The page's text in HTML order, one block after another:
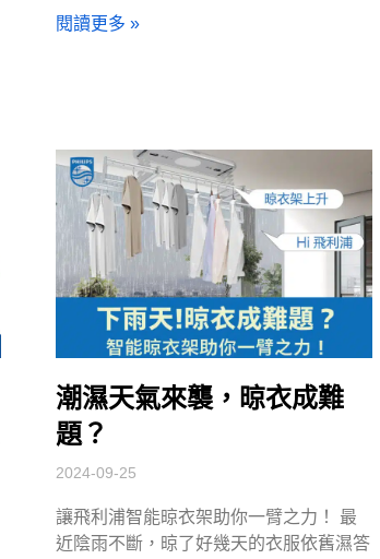
閱讀更多 »
潮濕天氣來襲，晾衣成難
題？
2024-09-25
讓飛利浦智能晾衣架助你一臂之力！ 最
近陰雨不斷，晾了好幾天的衣服依舊濕答